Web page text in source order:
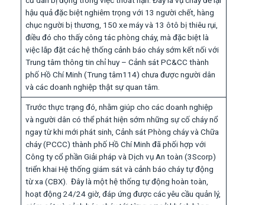
hậu quả đặc biệt nghiêm trọng với 13 người chết, hàng
chục người bị thương, 150 xe máy và 13 ôtô bị thiêu rụi,
điều đó cho thấy công tác phòng cháy, mà đặc biệt là
việc lắp đặt các hệ thống cảnh báo cháy sớm kết nối với
Trung tâm thông tin chỉ huy – Cảnh sát PC&CC thành
phố Hồ Chí Minh (Trung tâm114) chưa được người dân
và các doanh nghiệp thật sự quan tâm.
Trước thực trạng đó, nhằm giúp cho các doanh nghiệp
và người dân có thể phát hiện sớm những sự cố cháy nổ
ngay từ khi mới phát sinh, Cảnh sát Phòng cháy và Chữa
cháy (PCCC) thành phố Hồ Chí Minh đã phối hợp với
Công ty cổ phần Giải pháp và Dịch vụ An toàn (3Scorp)
triển khai Hệ thống giám sát và cảnh báo cháy tự động
từ xa (CBX). Đây là một hệ thống tự động hoàn toàn,
hoạt động 24/24 giờ, đáp ứng được các yêu cầu quản lý,